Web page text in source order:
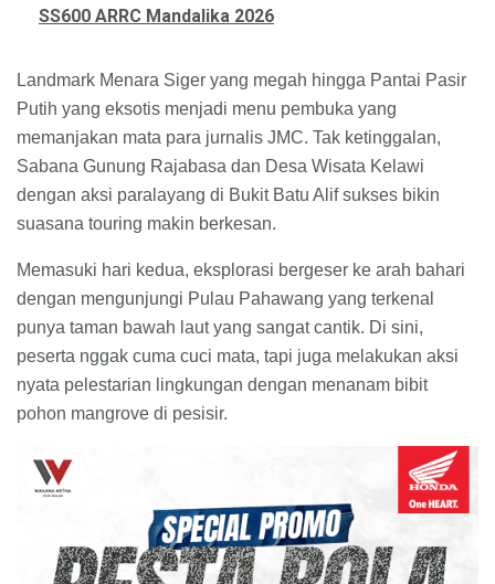
SS600 ARRC Mandalika 2026
​Landmark Menara Siger yang megah hingga Pantai Pasir
Putih yang eksotis menjadi menu pembuka yang
memanjakan mata para jurnalis JMC. Tak ketinggalan,
Sabana Gunung Rajabasa dan Desa Wisata Kelawi
dengan aksi paralayang di Bukit Batu Alif sukses bikin
suasana touring makin berkesan.
​Memasuki hari kedua, eksplorasi bergeser ke arah bahari
dengan mengunjungi Pulau Pahawang yang terkenal
punya taman bawah laut yang sangat cantik. Di sini,
peserta nggak cuma cuci mata, tapi juga melakukan aksi
nyata pelestarian lingkungan dengan menanam bibit
pohon mangrove di pesisir.